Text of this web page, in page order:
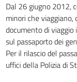
Dal 26 giugno 2012,
minori che viaggiano,
documento di
sul passaporto dei
Per il rilascio del
uffici della Polizia di